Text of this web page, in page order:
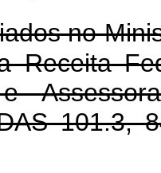
no
Receita
101.3,